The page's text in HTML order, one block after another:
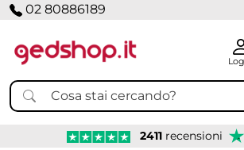
02 80886189
2411 recensioni